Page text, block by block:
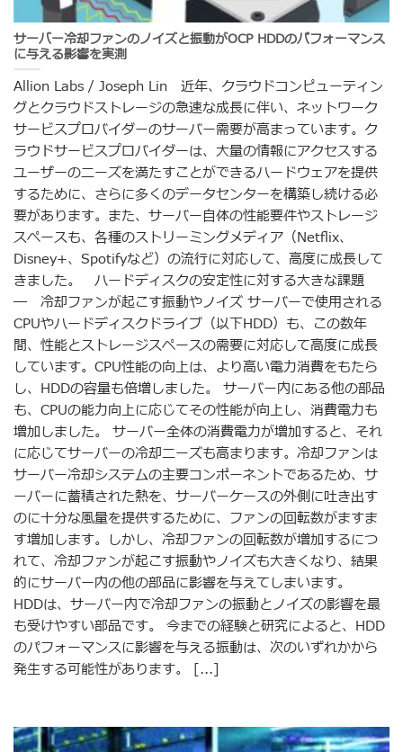
サーバー冷却ファンのノイズと振動がOCP HDDのパフォーマンス
に与える影響を実測
Allion Labs / Joseph Lin 近年、クラウドコンピューティン
グとクラウドストレージの急速な成長に伴い、ネットワーク
サービスプロバイダーのサーバー需要が高まっています。ク
ラウドサービスプロバイダーは、大量の情報にアクセスする
ユーザーのニーズを満たすことができるハードウェアを提供
するために、さらに多くのデータセンターを構築し続ける必
要があります。また、サーバー自体の性能要件やストレージ
スペースも、各種のストリーミングメディア（Netflix、
Disney+、Spotifyなど）の流行に対応して、高度に成長して
きました。 ハードディスクの安定性に対する大きな課題
― 冷却ファンが起こす振動やノイズ サーバーで使用される
CPUやハードディスクドライブ（以下HDD）も、この数年
間、性能とストレージスペースの需要に対応して高度に成長
しています。CPU性能の向上は、より高い電力消費をもたら
し、HDDの容量も倍増しました。 サーバー内にある他の部品
も、CPUの能力向上に応じてその性能が向上し、消費電力も
増加しました。 サーバー全体の消費電力が増加すると、それ
に応じてサーバーの冷却ニーズも高まります。冷却ファンは
サーバー冷却システムの主要コンポーネントであるため、サ
ーバーに蓄積された熱を、サーバーケースの外側に吐き出す
のに十分な風量を提供するために、ファンの回転数がますま
す増加します。しかし、冷却ファンの回転数が増加するにつ
れて、冷却ファンが起こす振動やノイズも大きくなり、結果
的にサーバー内の他の部品に影響を与えてしまいます。
HDDは、サーバー内で冷却ファンの振動とノイズの影響を最
も受けやすい部品です。 今までの経験と研究によると、HDD
のパフォーマンスに影響を与える振動は、次のいずれかから
発生する可能性があります。 [...]